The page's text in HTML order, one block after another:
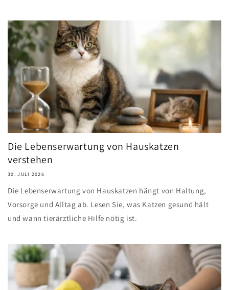
Die Lebenserwartung von Hauskatzen
verstehen
30. JULI 2026
Die Lebenserwartung von Hauskatzen hängt von Haltung,
Vorsorge und Alltag ab. Lesen Sie, was Katzen gesund hält
und wann tierärztliche Hilfe nötig ist.